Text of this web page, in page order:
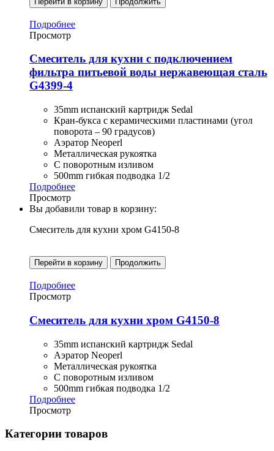
Подробнее
Просмотр
Смеситель для кухни с подключением
фильтра питьевой воды нержавеющая сталь
G4399-4
35mm испанский картридж Sedal
Кран-букса с керамическими пластинами (угол
поворота – 90 градусов)
Аэратор Neoperl
Металлическая рукоятка
С поворотным изливом
500mm гибкая подводка 1/2
Подробнее
Просмотр
Вы добавили товар в корзину:
Смеситель для кухни хром G4150-8
Перейти в корзину Продолжить
Подробнее
Просмотр
Смеситель для кухни хром G4150-8
35mm испанский картридж Sedal
Аэратор Neoperl
Металлическая рукоятка
С поворотным изливом
500mm гибкая подводка 1/2
Подробнее
Просмотр
Категории товаров